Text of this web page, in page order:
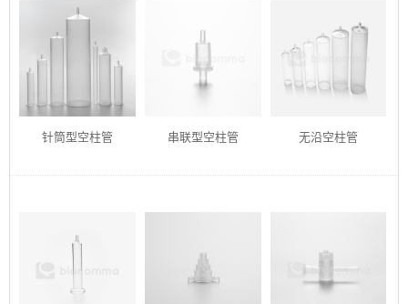
针筒型空柱管 串联型空柱管 无沿空柱管